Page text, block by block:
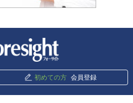
初めての方 会員登録